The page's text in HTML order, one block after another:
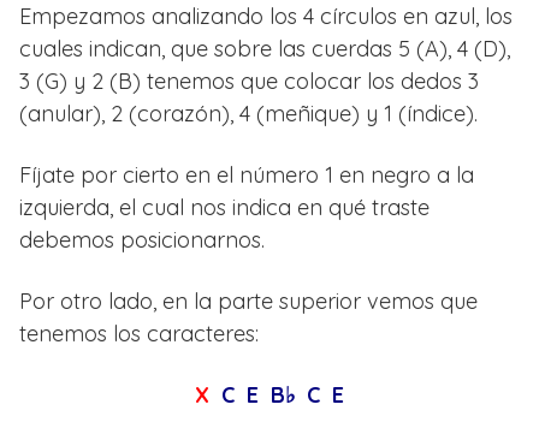
Empezamos analizando los 4 círculos en azul, los
cuales indican, que sobre las cuerdas 5 (A), 4 (D),
3 (G) y 2 (B) tenemos que colocar los dedos 3
(anular), 2 (corazón), 4 (meñique) y 1 (índice).
Fíjate por cierto en el número 1 en negro a la
izquierda, el cual nos indica en qué traste
debemos posicionarnos.
Por otro lado, en la parte superior vemos que
tenemos los caracteres:
X C E B♭ C E